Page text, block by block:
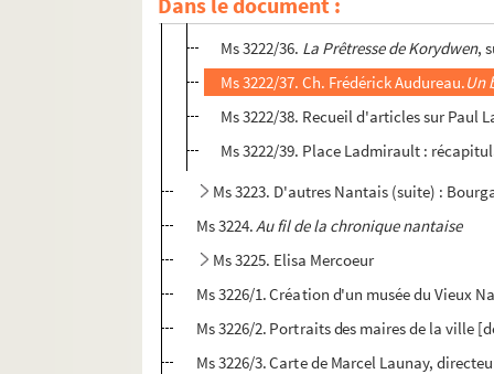
Ms 3222/35. Vue d'ensemble d'une fin
Ms 3222/36. La Prêtresse de Korydwen,
Ms 3222/37. Ch. Frédérick Audureau.Un
Ms 3222/38. Recueil d'articles sur Paul
Ms 3222/39. Place Ladmirault :
Ms 3223. D'autres Nantais (suite) :
Ms 3224.Au fil de la chronique nantaise
Ms 3225. Elisa Mercoeur
Ms 3226/1. Création d'un musée du Vieux
Ms 3226/2. Portraits des maires de la ville
Ms 3226/3. Carte de Marcel Launay,